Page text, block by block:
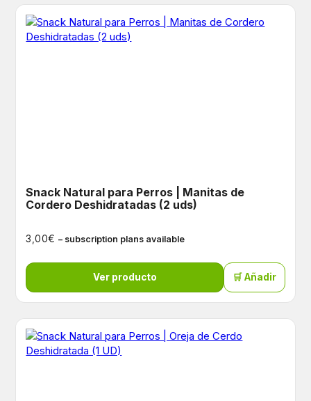
Snack Natural para Perros | Manitas de
Cordero Deshidratadas (2 uds)
3,00€ – subscription plans available
Ver producto 🛒 Añadir